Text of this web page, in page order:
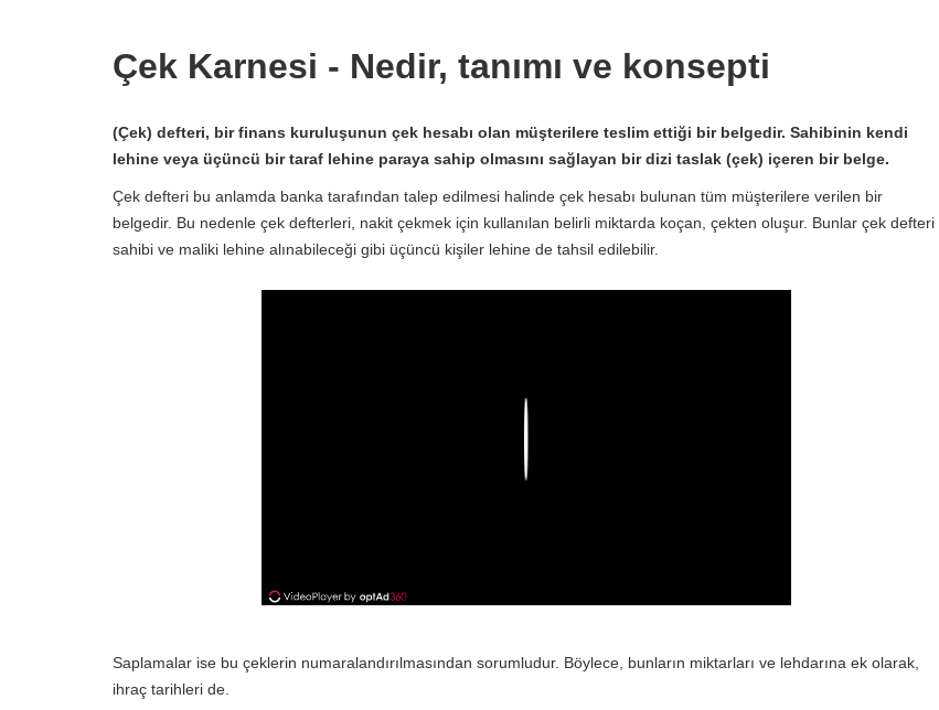
Çek Karnesi - Nedir, tanımı ve konsepti
(Çek) defteri, bir finans kuruluşunun çek hesabı olan müşterilere teslim ettiği bir belgedir. Sahibinin kendi
lehine veya üçüncü bir taraf lehine paraya sahip olmasını sağlayan bir dizi taslak (çek) içeren bir belge.
Çek defteri bu anlamda banka tarafından talep edilmesi halinde çek hesabı bulunan tüm müşterilere verilen bir
belgedir. Bu nedenle çek defterleri, nakit çekmek için kullanılan belirli miktarda koçan, çekten oluşur. Bunlar çek defteri
sahibi ve maliki lehine alınabileceği gibi üçüncü kişiler lehine de tahsil edilebilir.
Saplamalar ise bu çeklerin numaralandırılmasından sorumludur. Böylece, bunların miktarları ve lehdarına ek olarak,
ihraç tarihleri ​​de.